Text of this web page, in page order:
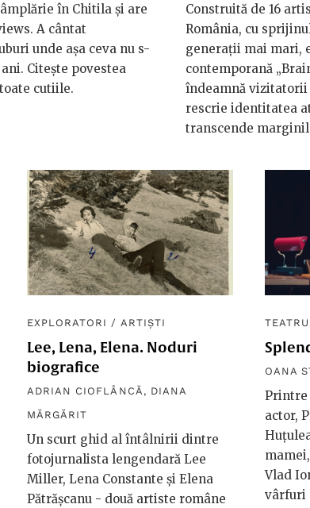
în Chitila și are
A cântat
unde așa ceva nu s-
Citește povestea
cutiile.
Construită de 16
România, cu
generații mai mari,
contemporană
îndeamnă vizitatorii
rescrie identitatea
transcende
EXPLORATORI / ARTIȘTI
Lee, Lena, Elena. Noduri
biografice
ADRIAN CIOFLÂNCĂ , DIANA
MĂRGĂRIT
Un scurt ghid al întâlnirii dintre
fotojurnalista lengendară Lee
Miller, Lena Constante și Elena
Pătrășcanu - două artiste române
TEATRU
OANA
Printre
actor,
Vlad
vârfuri